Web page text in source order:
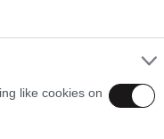
like cookies on